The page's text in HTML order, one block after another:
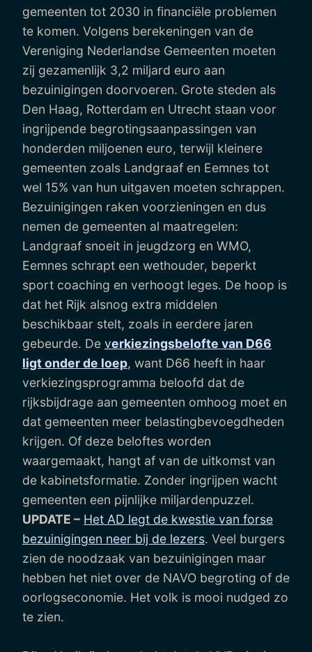
gemeenten tot 2030 in financiële problemen
te komen. Volgens berekeningen van de
Vereniging Nederlandse Gemeenten moeten
zij gezamenlijk 3,2 miljard euro aan
bezuinigingen doorvoeren. Grote steden als
Den Haag, Rotterdam en Utrecht staan voor
ingrijpende begrotingsaanpassingen van
honderden miljoenen euro, terwijl kleinere
gemeenten zoals Landgraaf en Eemnes tot
wel 15% van hun uitgaven moeten schrappen.
Bezuinigingen raken voorzieningen en dus
nemen de gemeenten al maatregelen:
Landgraaf snoeit in jeugdzorg en WMO,
Eemnes schrapt een wethouder, beperkt
sport coaching en verhoogt leges. De hoop is
dat het Rijk alsnog extra middelen
beschikbaar stelt, zoals in eerdere jaren
gebeurde. De verkiezingsbelofte van D66
ligt onder de loep, want D66 heeft in haar
verkiezingsprogramma beloofd dat de
rijksbijdrage aan gemeenten omhoog moet en
dat gemeenten meer belastingbevoegdheden
krijgen. Of deze beloftes worden
waargemaakt, hangt af van de uitkomst van
de kabinetsformatie. Zonder ingrijpen wacht
gemeenten een pijnlijke miljardenpuzzel.
UPDATE – Het AD legt de kwestie van forse
bezuinigingen neer bij de lezers. Veel burgers
zien de noodzaak van bezuinigingen maar
hebben het niet over de NAVO begroting of de
oorlogseconomie. Het volk is mooi nudged zo
te zien.